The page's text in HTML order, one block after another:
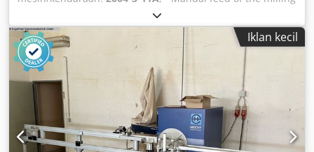
unit - Working table height adjustable via handwheel -
Horizontal and vertical material clamping - Cutter diameter
up to 250 mm - Max. milling height: 150 mm Cjdpfx Alef E
Higogorf - Max. milling depth: 80 mm - Max. milling length:
305 mm - Angle-adjustable fence left/right: 20° - 90° -
Milling spindle speed: 4500 rpm - Drive: 400 V, 3.2 kW -
Compressed air connection: 6 - 8 bar - Air consumption
per working cycle: 10 l - Pneumatic profile clamping - Table
base frame - Required space approx. W 1100 x H 1300 x D
700 mm - Weight approx. 200 kg
Iklan kecil